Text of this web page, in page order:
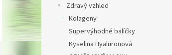
Zdravý vzhled
Kolageny
Supervýhodné balíčky
Kyselina Hyaluronová